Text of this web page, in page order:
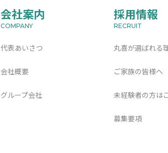
会社案内
代表あいさつ
会社概要
グループ会社
採用情報
丸喜が選ばれる
ご家族の皆様へ
未経験者の方は
募集要項